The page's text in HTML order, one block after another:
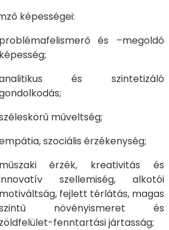
képességei:
problémafelismerő és –megoldó
képesség;
és szintetizáló
műveltség;
szociális érzékenység;
műszaki érzék, kreativitás és
szellemiség, alkotói
motiváltság, fejlett térlátás, magas
növényismeret és
zöldfelület-fenntartási jártasság;